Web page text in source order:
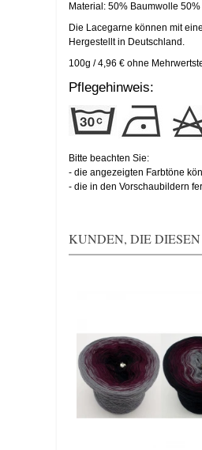
Material: 50% Baumwolle 50%
Die Lacegarne können mit
Hergestellt in Deutschland.
100g / 4,96 € ohne
Pflegehinweis:
Bitte beachten Sie:
- die angezeigten Farbtöne
- die in den Vorschaubildern
KUNDEN, DIE